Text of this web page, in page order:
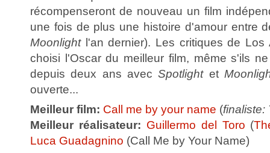
récompenseront de nouveau un film
une fois de plus une histoire d'amour entre
Moonlightl'an dernier). Les critiques de Los
choisi l'Oscar du meilleur film, même s'ils
depuis deux ans avecSpotlightet
ouverte...
Meilleur film: Call me by your name (finaliste:
Meilleur réalisateur: Guillermo del Toro (
Luca Guadagnino (Call Me by Your Name)